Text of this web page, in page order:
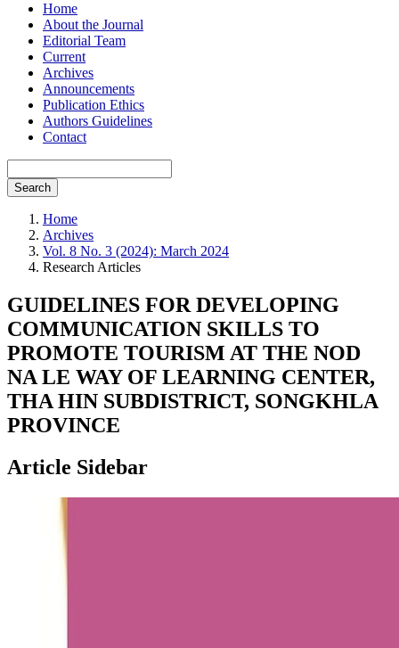
Home
About the Journal
Editorial Team
Current
Archives
Announcements
Publication Ethics
Authors Guidelines
Contact
Search
Home
Archives
Vol. 8 No. 3 (2024): March 2024
Research Articles
GUIDELINES FOR DEVELOPING
COMMUNICATION SKILLS TO
PROMOTE TOURISM AT THE NOD
NA LE WAY OF LEARNING CENTER,
THA HIN SUBDISTRICT, SONGKHLA
PROVINCE
Article Sidebar